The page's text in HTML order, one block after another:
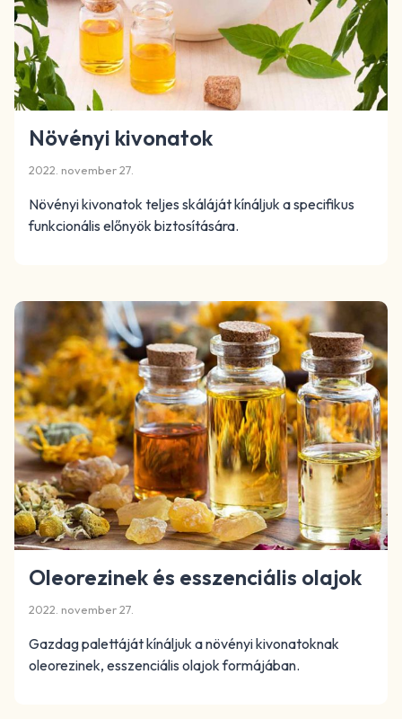
Növényi kivonatok
2022. november 27.
Növényi kivonatok teljes skáláját kínáljuk a specifikus
funkcionális előnyök biztosítására.
Oleorezinek és esszenciális olajok
2022. november 27.
Gazdag palettáját kínáljuk a növényi kivonatoknak
oleorezinek, esszenciális olajok formájában.